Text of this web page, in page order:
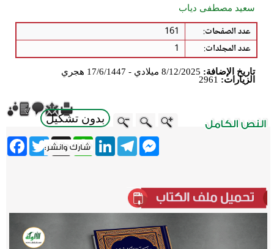
سعيد مصطفى دياب
عدد الصفحات:
161
عدد المجلدات:
1
تاريخ الإضافة: 8/12/2025 ميلادي - 17/6/1447 هجري
الزيارات: 2961
بدون تشكيل
Twitter X
WhatsApp
LinkedInTelegram
Messenger